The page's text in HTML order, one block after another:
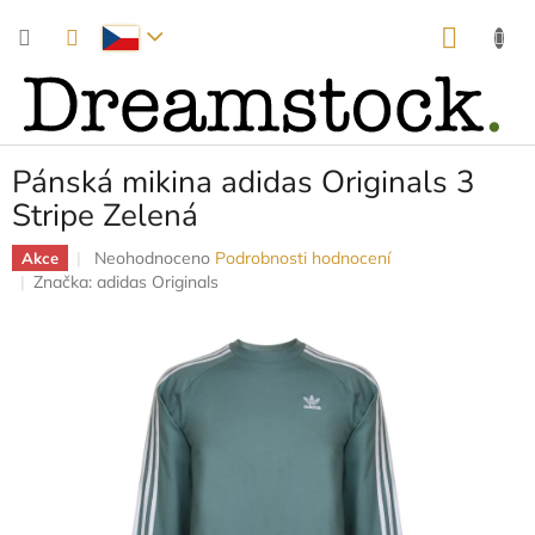
Pánská mikina adidas Originals 3
Stripe Zelená
Akce
Průměrné
hodnocení
hvězdiček.
Neohodnoceno Podrobnosti hodnocení
Značka: adidas Originals